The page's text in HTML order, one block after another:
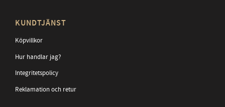
KUNDTJÄNST
Köpvillkor
Hur handlar jag?
Integritetspolicy
Reklamation och retur